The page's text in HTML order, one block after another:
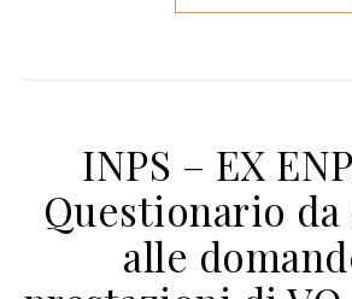
INPS – EX
Questionario da
alle